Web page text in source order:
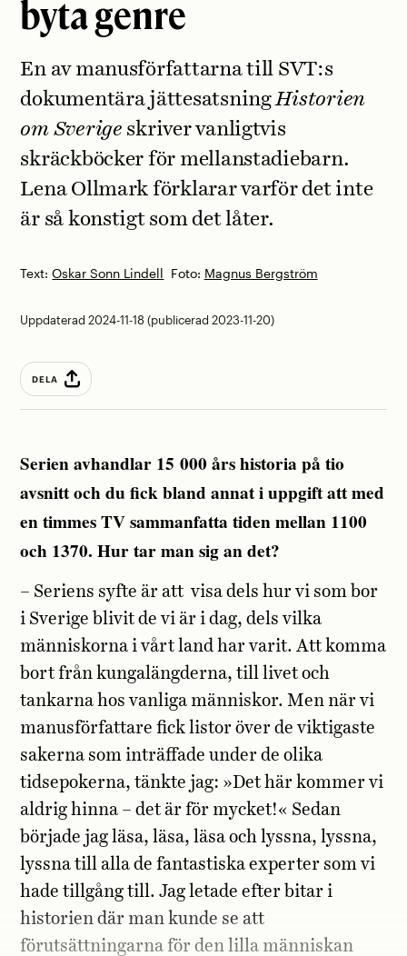
byta genre
Text:Oskar Sonn Lindell Foto: Magnus Bergström
En av manusförfattarna till SVT:s
dokumentära jättesatsningHistorien
om Sverige skriver vanligtvis
skräckböcker för mellanstadiebarn.
Lena Ollmark förklarar varför det inte
är så konstigt som det låter.
Uppdaterad 2024-11-18 (publicerad 2023-11-20)
DELA
Serien avhandlar 15 000 års historia på tio
avsnitt och du fick bland annat i uppgift att med
en timmes TV sammanfatta tiden mellan 1100
och 1370. Hur tar man sig an det?
– Seriens syfte är att visa dels hur vi som bor
i Sverige blivit de vi är i dag, dels vilka
människorna i vårt land har varit. Att komma
bort från kungalängderna, till livet och
tankarna hos vanliga människor. Men när vi
manusförfattare fick listor över de viktigaste
sakerna som inträffade under de olika
tidsepokerna, tänkte jag: »Det här kommer vi
aldrig hinna – det är för mycket!« Sedan
började jag läsa, läsa, läsa och lyssna, lyssna,
lyssna till alla de fantastiska experter som vi
hade tillgång till. Jag letade efter bitar i
historien där man kunde se att
förutsättningarna för den lilla människan